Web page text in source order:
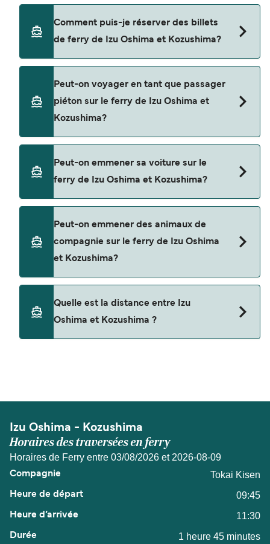
Kisen.
Comment puis-je réserver des billets
de ferry de Izu Oshima et Kozushima?
en utilisant notre moteur de recherche et
consultez notre page d'offres pour consulter les
dernières promotions disponibles.
Peut-on voyager en tant que passager
piéton sur le ferry de Izu Oshima et
Kozushima?
piéton de Izu Oshima à Kozushima avec
Peut-on emmener sa voiture sur le
ferry de Izu Oshima et Kozushima?
ferry entre Izu Oshima et Kozushima.
Peut-on emmener des animaux de
compagnie sur le ferry de Izu Oshima
et Kozushima?
pas autorisés à bord pour les traversées entre Izu
Oshima et Kozushima.
Quelle est la distance entre Izu
Oshima et Kozushima ?
Izu Oshima - Kozushima
Horaires des traversées en ferry
Horaires de Ferry entre 03/08/2026 et 2026-08-09
Tokai Kisen
09:45
11:30
1 heure 45 minutes